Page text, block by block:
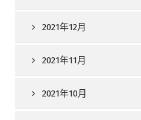
2021年12月
2021年11月
2021年10月